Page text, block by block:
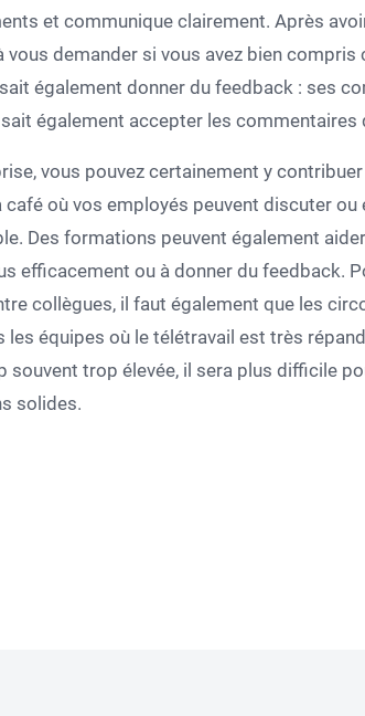
et communique clairement. Après
vous demander si vous avez bien compris
également donner du feedback : ses
également accepter les commentaires
vous pouvez certainement y
café où vos employés peuvent discuter ou
Des formations peuvent également
efficacement ou à donner du feedback.
collègues, il faut également que les
les équipes où le télétravail est très
souvent trop élevée, il sera plus difficile
solides.